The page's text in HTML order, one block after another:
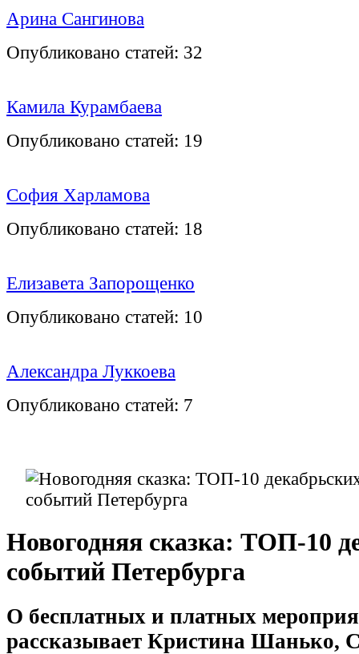
Арина Сангинова
Опубликовано статей: 32
Камила Курамбаева
Опубликовано статей: 19
София Харламова
Опубликовано статей: 18
Елизавета Запорощенко
Опубликовано статей: 10
Александра Луккоева
Опубликовано статей: 7
Новогодняя сказка: ТОП-10
событий Петербурга
О бесплатных и платных
рассказывает Кристина Шанько,